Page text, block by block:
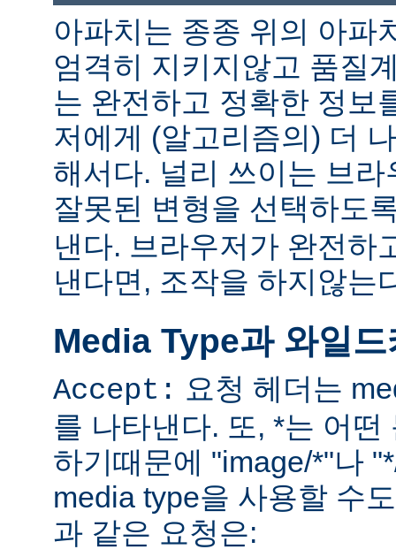
아파치는 종종 위의 아파
엄격히 지키지않고 품질
는 완전하고 정확한 정보
저에게 (알고리즘의) 더
해서다. 널리 쓰이는 브
잘못된 변형을 선택하도
낸다. 브라우저가 완전하
낸다면, 조작을 하지않는
Media Type과 와일드
Accept: 요청 헤더는
를 나타낸다. 또, *는 어
하기때문에 "image/*"나
media type을 사용할 수
과 같은 요청은: